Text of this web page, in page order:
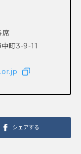
席
町3-9-11
シェアする